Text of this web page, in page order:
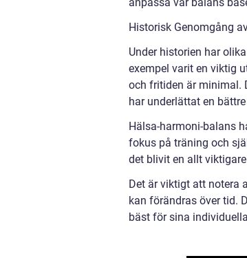
anpassa vår balans
Historisk Genomgång
Under historien har
exempel varit en viktig
och fritiden är minimal.
har underlättat en
Hälsa-harmoni-balans
fokus på träning och
det blivit en allt
Det är viktigt att notera
kan förändras över tid.
bäst för sina